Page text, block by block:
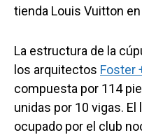
tienda Louis Vuitton en
La estructura de la
los arquitectos Foster
compuesta por 114
unidas por 10 vigas.
ocupado por el club